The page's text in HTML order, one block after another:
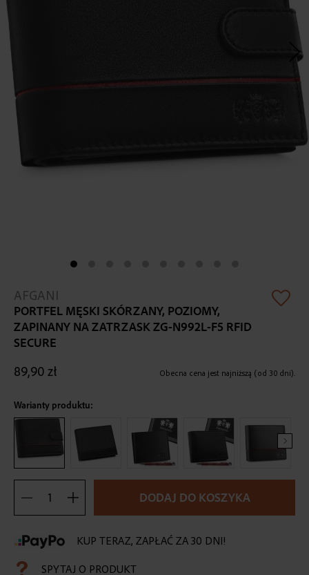
beginning
images
AFGANI
PORTFEL MĘSKI SKÓRZANY, POZIOMY,
ZAPINANY NA ZATRZASK ZG-N992L-F5 RFID
SECURE
Obecna cena jest najniższą (od 30 dni).
89,90 zł
Warianty produktu:
DODAJ DO KOSZYKA
KUP TERAZ, ZAPŁAĆ ZA 30 DNI!
SPYTAJ O PRODUKT